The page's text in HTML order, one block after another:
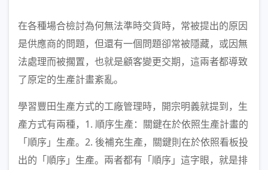
在各種場合檢討為何無法準時交貨時，常被提出的原因
是供應商的問題，但還有一個問題卻常被隱藏，或因無
法處理而被擱置，也就是顧客變更交期，這兩者都導致
了原定的生產計畫紊亂。
學習豐田生產方式的工廠管理時，開宗明義就提到，生
產方式有兩種，1. 順序生產：關鍵在於依照生產計畫的
「順序」生產。2. 後補充生產，關鍵則在於依照看板投
出的「順序」生產。兩者都有「順序」這字眼，就是排